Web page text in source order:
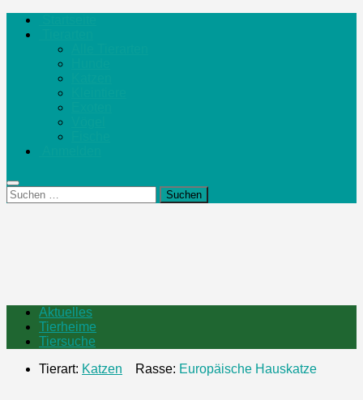
Suchen
nach:
Aktuelles
Tierheime
Tiersuche
Tierart: Katzen Rasse: Europäische Hauskatze